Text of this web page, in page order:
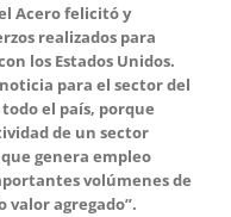
Acero felicitó y
realizados para
los Estados Unidos.
para el sector del
el país, porque
de un sector
genera empleo
volúmenes de
valor agregado”.